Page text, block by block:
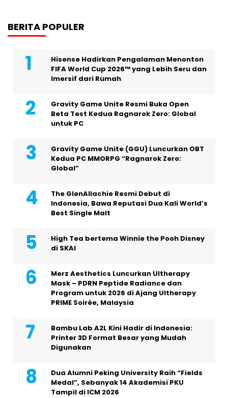
BERITA POPULER
Hisense Hadirkan Pengalaman Menonton
FIFA World Cup 2026™ yang Lebih Seru dan
Imersif dari Rumah
Gravity Game Unite Resmi Buka Open
Beta Test Kedua Ragnarok Zero: Global
untuk PC
Gravity Game Unite (GGU) Luncurkan OBT
Kedua PC MMORPG “Ragnarok Zero:
Global”
The GlenAllachie Resmi Debut di
Indonesia, Bawa Reputasi Dua Kali World’s
Best Single Malt
High Tea bertema Winnie the Pooh Disney
di SKAI
Merz Aesthetics Luncurkan Ultherapy
Mask – PDRN Peptide Radiance dan
Program untuk 2026 di Ajang Ultherapy
PRIME Soirée, Malaysia
Bambu Lab A2L Kini Hadir di Indonesia:
Printer 3D Format Besar yang Mudah
Digunakan
Dua Alumni Peking University Raih “Fields
Medal”, Sebanyak 14 Akademisi PKU
Tampil di ICM 2026